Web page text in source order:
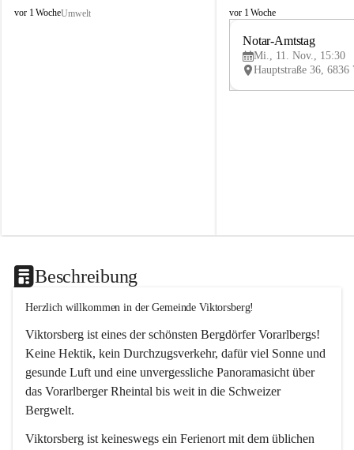
V
vor 1 WocheUmwelt
V
vor 1 Woche
Notar-Amtstag
Mi., 11. Nov., 15:30
Beschreibung
Herzlich willkommen in der Gemeinde Viktorsberg!
Viktorsberg ist eines der schönsten Bergdörfer Vorarlbergs!
Keine Hektik, kein Durchzugsverkehr, dafür viel Sonne und
gesunde Luft und eine unvergessliche Panoramasicht über
das Vorarlberger Rheintal bis weit in die Schweizer
Bergwelt.
Viktorsberg ist keineswegs ein Ferienort mit dem üblichen